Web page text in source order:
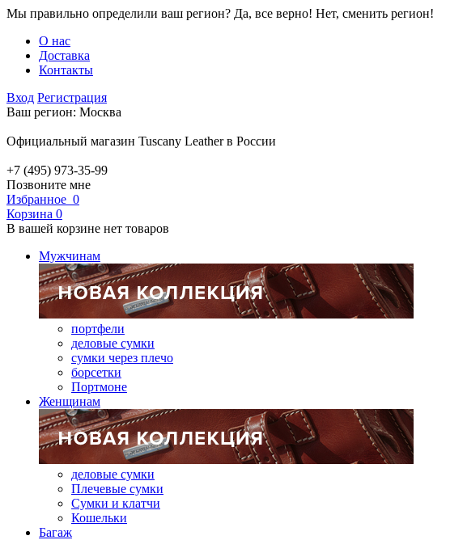
Мы правильно определили ваш регион? Да, все верно! Нет, сменить регион!
О нас
Доставка
Контакты
Вход Регистрация
Ваш регион: Москва
Официальный магазин Tuscany Leather в России
+7 (495) 973-35-99
Позвоните мне
Избранное 0
Корзина 0
В вашей корзине нет товаров
Мужчинам
портфели
деловые сумки
сумки через плечо
борсетки
Портмоне
Женщинам
деловые сумки
Плечевые сумки
Сумки и клатчи
Кошельки
Багаж